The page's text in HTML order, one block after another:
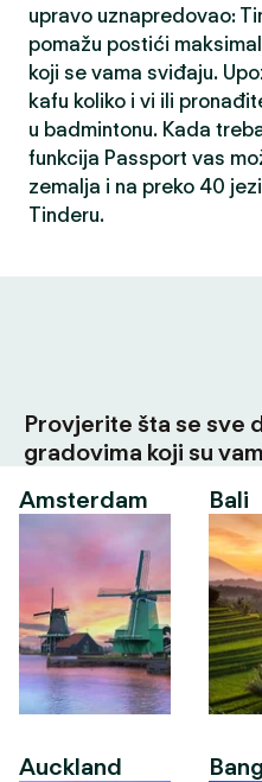
upravo uznapredovao:
pomažu postići
koji se vama sviđaju.
kafu koliko i vi ili
u badmintonu. Kada
funkcija Passport vas
zemalja i na preko 40
Tinderu.
Provjerite šta se sve
gradovima koji su
Amsterdam
Auckland
Bali